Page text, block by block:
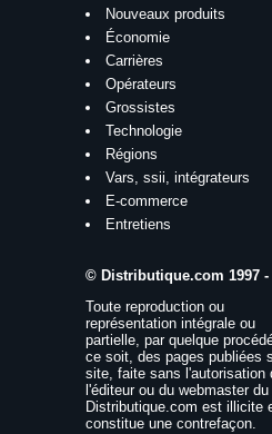
Nouveaux produits
Économie
Carrières
Opérateurs
Grossistes
Technologie
Régions
Vars, ssii, intégrateurs
E-commerce
Entretiens
© Distributique.com 1997 -
Toute reproduction ou
représentation intégrale ou
partielle, par quelque
ce soit, des pages publiées
site, faite sans l'autorisation
l'éditeur ou du webmaster
Distributique.com est illicite
constitue une contrefaçon.